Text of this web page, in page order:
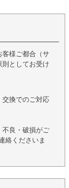
客様ご都合（サ
としてお受け
交換でのご対応
不良・破損がご
絡くださいま